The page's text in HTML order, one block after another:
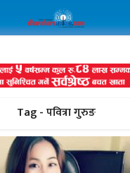
Tag - पवित्रा गुरुङ